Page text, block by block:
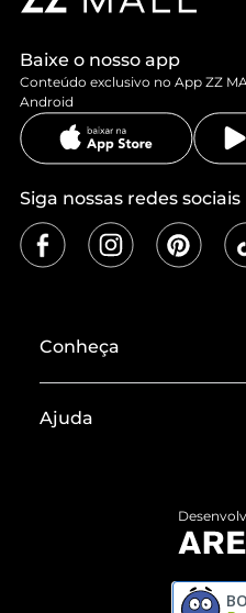
Baixe o nosso app
Conteúdo exclusivo no App ZZ
Android
Siga nossas redes sociais
Conheça
Termos de Uso
ZZ MALL é confiável
Ajuda
Devolução do Produto
Compre pelo